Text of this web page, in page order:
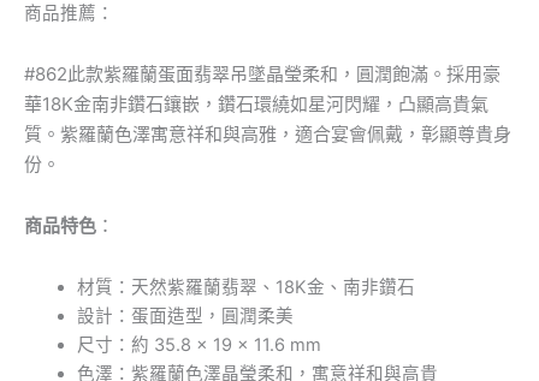
商品推薦：
#862此款紫羅蘭蛋面翡翠吊墜晶瑩柔和，圓潤飽滿。採用豪
華18K金南非鑽石鑲嵌，鑽石環繞如星河閃耀，凸顯高貴氣
質。紫羅蘭色澤寓意祥和與高雅，適合宴會佩戴，彰顯尊貴身
份。
商品特色 ：
材質：天然紫羅蘭翡翠、18K金、南非鑽石
設計：蛋面造型，圓潤柔美
尺寸：約 35.8 × 19 × 11.6 mm
色澤：紫羅蘭色澤晶瑩柔和，寓意祥和與高貴